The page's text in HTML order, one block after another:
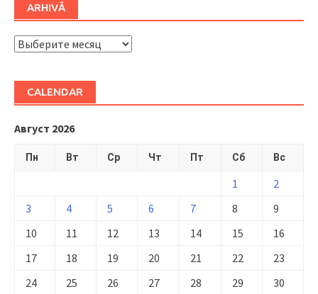
ARHIVĂ
ARHIVĂ
CALENDAR
Август 2026
Пн Вт Ср Чт Пт Сб Вс
1
2
3
4 5 6 7 8
9
10
11 12 13 14 15
16
17
18 19 20 21 22
23
24
25 26 27 28 29
30